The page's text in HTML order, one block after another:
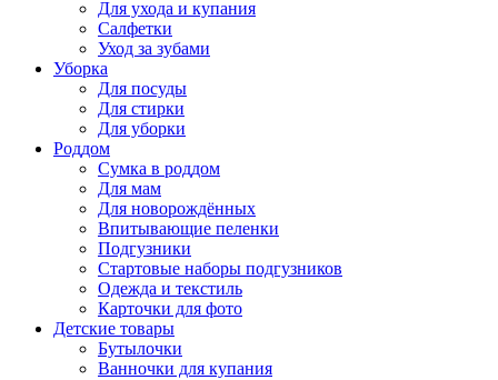
Для ухода и купания
Салфетки
Уход за зубами
Уборка
Для посуды
Для стирки
Для уборки
Роддом
Сумка в роддом
Для мам
Для новорождённых
Впитывающие пеленки
Подгузники
Стартовые наборы подгузников
Одежда и текстиль
Карточки для фото
Детские товары
Бутылочки
Ванночки для купания